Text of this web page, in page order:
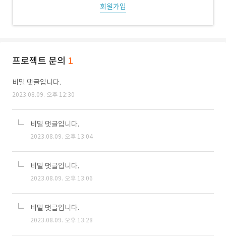
회원가입
프로젝트 문의 1
비밀 댓글입니다.
2023.08.09. 오후 12:30
비밀 댓글입니다.
2023.08.09. 오후 13:04
비밀 댓글입니다.
2023.08.09. 오후 13:06
비밀 댓글입니다.
2023.08.09. 오후 13:28